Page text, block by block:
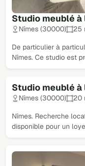
Studio meublé à
Nîmes (30000) 25
De particulier à
Nîmes. Ce studio est
Studio meublé à
Nîmes (30000) 20
Nîmes. Recherche
disponible pour un